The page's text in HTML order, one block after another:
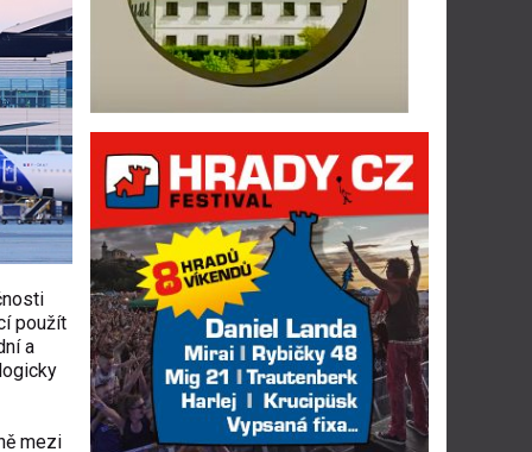
použít
a
mezi